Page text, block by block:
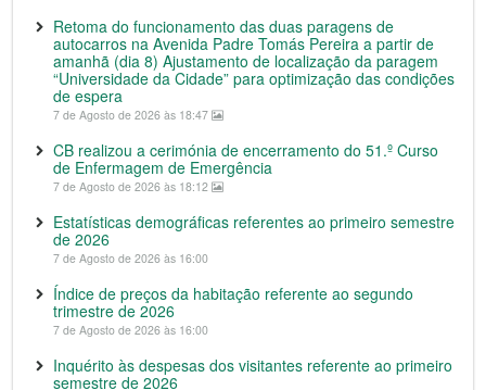
Retoma do funcionamento das duas paragens de
autocarros na Avenida Padre Tomás Pereira a partir de
amanhã (dia 8) Ajustamento de localização da paragem
“Universidade da Cidade” para optimização das condições
de espera
7 de Agosto de 2026 às 18:47
CB realizou a cerimónia de encerramento do 51.º Curso
de Enfermagem de Emergência
7 de Agosto de 2026 às 18:12
Estatísticas demográficas referentes ao primeiro semestre
de 2026
7 de Agosto de 2026 às 16:00
Índice de preços da habitação referente ao segundo
trimestre de 2026
7 de Agosto de 2026 às 16:00
Inquérito às despesas dos visitantes referente ao primeiro
semestre de 2026